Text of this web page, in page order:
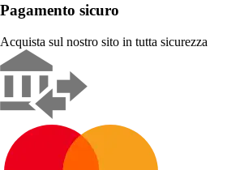
Pagamento sicuro
Acquista sul nostro sito in tutta sicurezza